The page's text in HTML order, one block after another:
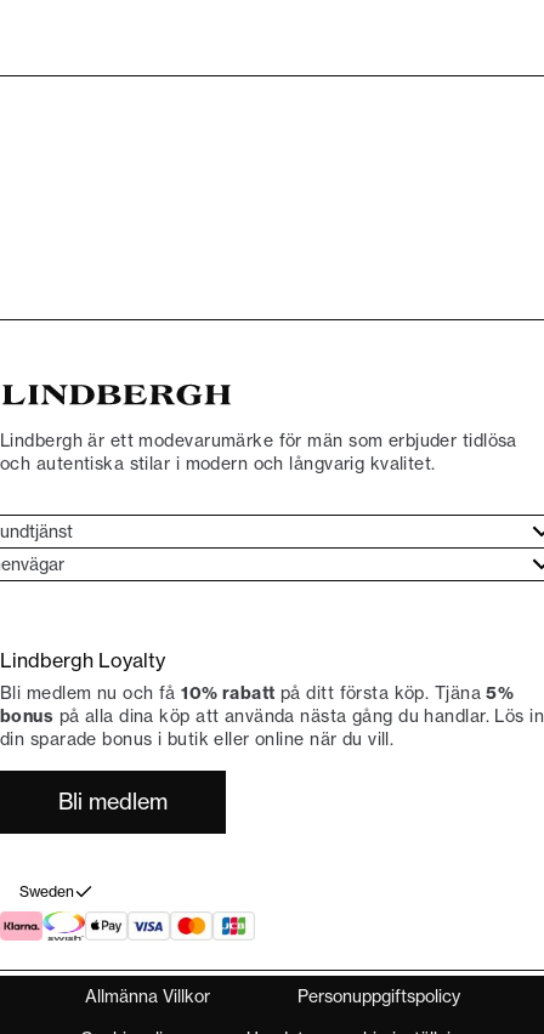
Lindbergh är ett modevarumärke för män som erbjuder tidlösa
och autentiska stilar i modern och långvarig kvalitet.
köp
Lindbergh-ambassadör
Lindbergh Loyalty
Bli medlem nu och få10% rabatt på ditt första köp. Tjäna5%
bonus på alla dina köp att använda nästa gång du handlar. Lös in
din sparade bonus i butik eller online när du vill.
Bli medlem
Sweden
Allmänna Villkor
Personuppgiftspolicy